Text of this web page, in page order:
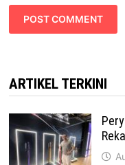
ARTIKEL TERKINI